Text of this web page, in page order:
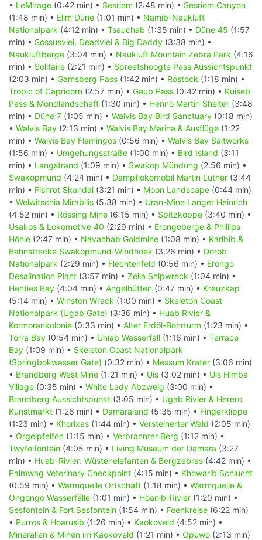
• LeMirage (0:42 min) • Sesriem (2:48 min) • Sesriem Canyon
(1:48 min) • Elim Düne (1:01 min) • Namib-Naukluft
Nationalpark (4:12 min) • Tsauchab (1:35 min) • Düne 45 (1:57
min) • Sossusvlei, Deadvlei & Big Daddy (3:38 min) •
Naukluftberge (3:04 min) • Naukluft Mountain Zebra Park (4:16
min) • Solitaire (2:21 min) • Spreetshoogte Pass Aussichtspunkt
(2:03 min) • Gamsberg Pass (1:42 min) • Rostock (1:18 min) •
Tropic of Capricorn (2:57 min) • Gaub Pass (0:42 min) • Kuiseb
Pass & Mondlandschaft (1:30 min) • Henno Martin Shelter (3:48
min) • Düne 7 (1:05 min) • Walvis Bay Bird Sanctuary (0:18 min)
• Walvis Bay (2:13 min) • Walvis Bay Marina & Ausflüge (1:22
min) • Walvis Bay Flamingos (0:56 min) • Walvis Bay Saltworks
(1:56 min) • Umgehungsstraße (1:00 min) • Bird Island (3:11
min) • Langstrand (1:09 min) • Swakop Mündung (2:56 min) •
Swakopmund (4:24 min) • Dampflokomobil Martin Luther (3:44
min) • Fishrot Skandal (3:21 min) • Moon Landscape (0:44 min)
• Welwitschia Mirabilis (5:38 min) • Uran-Mine Langer Heinrich
(4:52 min) • Rössing Mine (6:15 min) • Spitzkoppe (3:40 min) •
Usakos & Lokomotive 40 (2:29 min) • Erongoberge & Phillips
Höhle (2:47 min) • Navachab Goldmine (1:08 min) • Karibib &
Bahnstrecke Swakopmund-Windhoek (3:26 min) • Dorob
Nationalpark (2:29 min) • Flechtenfeld (0:56 min) • Erongo
Desalination Plant (3:57 min) • Zeila Shipwreck (1:04 min) •
Henties Bay (4:04 min) • Angelhütten (0:47 min) • Kreuzkap
(5:14 min) • Winston Wrack (1:00 min) • Skeleton Coast
Nationalpark (Ugab Gate) (3:36 min) • Huab Rivier &
Kormorankolonie (0:33 min) • Alter Erdöl-Bohrturm (1:23 min) •
Torra Bay (0:54 min) • Uniab Wasserfall (1:16 min) • Terrace
Bay (1:09 min) • Skeleton Coast Nationalpark
(Springbokwasser Gate) (0:32 min) • Messum Krater (3:06 min)
• Brandberg West Mine (1:21 min) • Uis (3:02 min) • Uis Himba
Village (0:35 min) • White Lady Abzweig (3:00 min) •
Brandberg Aussichtspunkt (3:05 min) • Ugab Rivier & Herero
Kunstmarkt (1:26 min) • Damaraland (5:35 min) • Fingerklippe
(1:23 min) • Khorixas (1:44 min) • Versteinerter Wald (2:05 min)
• Orgelpfeifen (1:15 min) • Verbrannter Berg (1:12 min) •
Twyfelfontein (4:05 min) • Living Museum der Damara (3:27
min) • Huab-Rivier: Wüstenelefanten & Bergzebras (4:42 min) •
Palmwag Veterinary Checkpoint (4:15 min) • Khowarib Schlucht
(0:59 min) • Warmquelle Ortschaft (1:18 min) • Warmquelle &
Ongongo Wasserfälle (1:01 min) • Hoanib-Rivier (1:20 min) •
Sesfontein & Fort Sesfontein (1:54 min) • Feenkreise (6:22 min)
• Purros & Hoarusib (1:26 min) • Kaokoveld (4:52 min) •
Mineralien & Minen im Kaokoveld (1:21 min) • Opuwo (2:13 min)